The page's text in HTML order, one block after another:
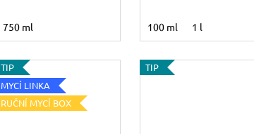
750 ml 100 ml 1 l
TIP
MYCÍ LINKA
RUČNÍ MYCÍ BOX
TIP